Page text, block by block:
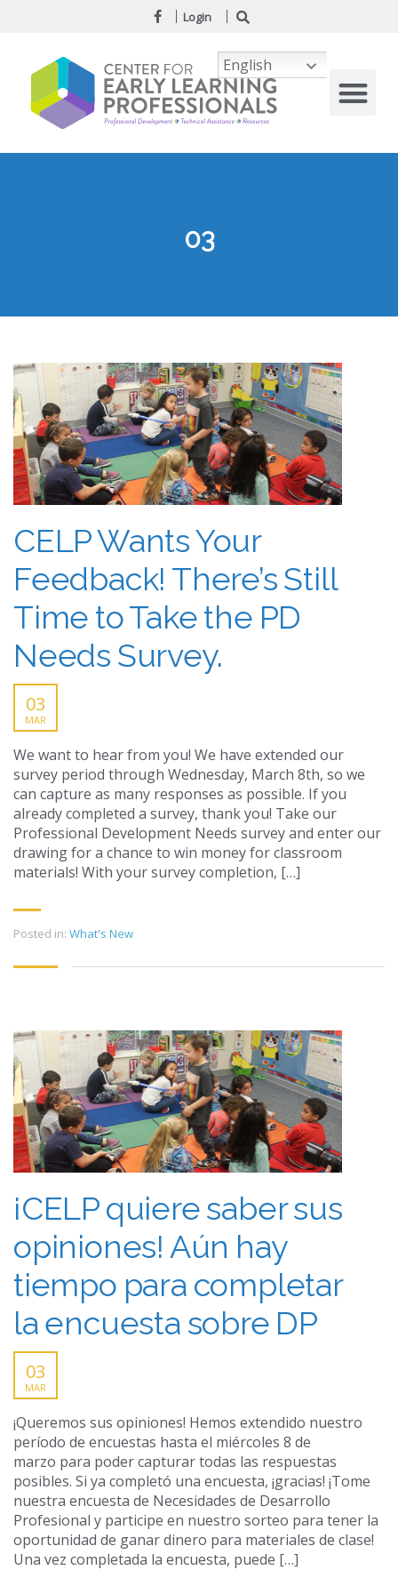
Login
03
CELP Wants Your
Feedback! There’s Still
Time to Take the PD
Needs Survey.
03
MAR
We want to hear from you! We have extended our
survey period through Wednesday, March 8th, so we
can capture as many responses as possible. If you
already completed a survey, thank you! Take our
Professional Development Needs survey and enter our
drawing for a chance to win money for classroom
materials! With your survey completion, […]
Posted in: What's New
¡CELP quiere saber sus
opiniones! Aún hay
tiempo para completar
la encuesta sobre DP
03
MAR
¡Queremos sus opiniones! Hemos extendido nuestro
período de encuestas hasta el miércoles 8 de
marzo para poder capturar todas las respuestas
posibles. Si ya completó una encuesta, ¡gracias! ¡Tome
nuestra encuesta de Necesidades de Desarrollo
Profesional y participe en nuestro sorteo para tener la
oportunidad de ganar dinero para materiales de clase!
Una vez completada la encuesta, puede […]
English